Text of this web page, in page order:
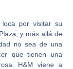
por visitar su
y más allá de
no sea de una
que tienen una
H&M viene a